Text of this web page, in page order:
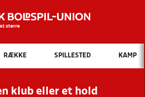
Hvad vil du søge efter?
INDHOLD OG NYHEDER
RESULTATER, KLUBBER OG
RÆKKE SPILLESTED KAMP
klub eller et hold